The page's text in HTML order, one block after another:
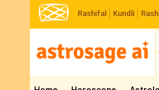
Rashifal Kundli